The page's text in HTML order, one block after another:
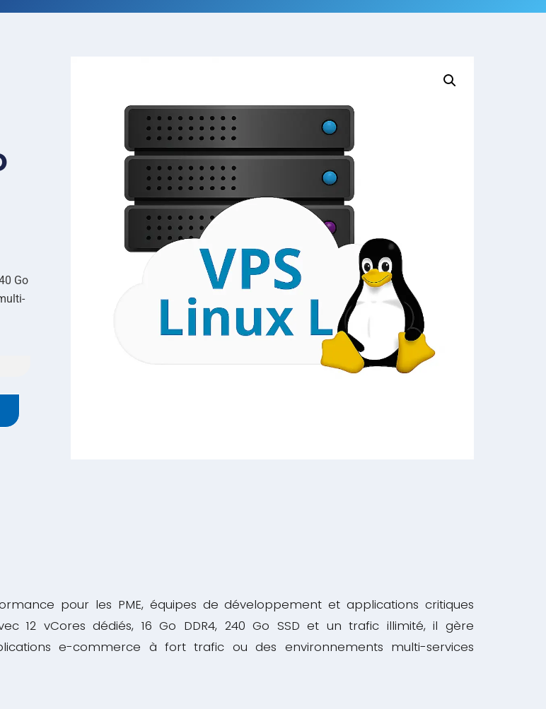
Go
pour les PME, équipes de développement et applications critiques
12 vCores dédiés, 16 Go DDR4, 240 Go SSD et un trafic illimité, il gère
e-commerce à fort trafic ou des environnements multi-services